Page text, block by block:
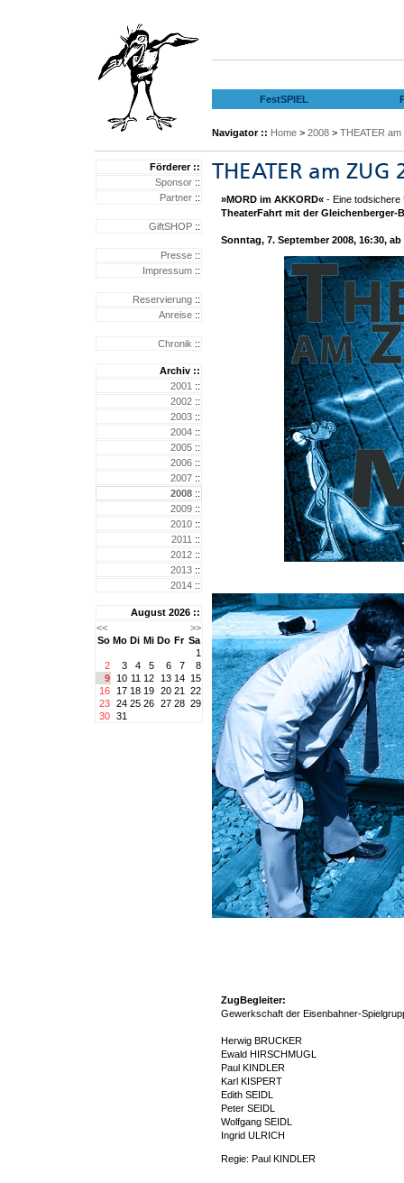
FestSPIEL
Navigator :: Home > 2008 > THEATER
Förderer ::
Sponsor ::
Partner ::
GiftSHOP ::
Presse ::
Impressum ::
Reservierung ::
Anreise ::
Chronik ::
Archiv ::
2001 ::
2002 ::
2003 ::
2004 ::
2005 ::
2006 ::
2007 ::
2008 ::
2009 ::
2010 ::
2011 ::
2012 ::
2013 ::
2014 ::
August 2026 ::
<<
>>
So Mo Di Mi Do Fr Sa
1
2
3 4 5 6 7
8
9
10 11 12 13 14 15
16
17 18 19 20 21
22
23 24 25 26 27 28 29
30 31
»MORD im AKKORD« - Eine todsichere
TheaterFahrt mit der Gleichenberger-
Sonntag, 7. September 2008, 16:30,
ZugBegleiter:
Gewerkschaft der Eisenbahner-
Herwig BRUCKER
Ewald HIRSCHMUGL
Paul KINDLER
Karl KISPERT
Edith SEIDL
Peter SEIDL
Wolfgang SEIDL
Ingrid ULRICH
Regie: Paul KINDLER